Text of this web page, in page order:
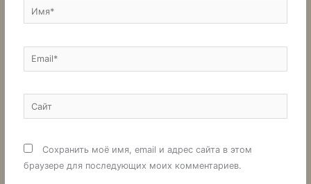
Имя*
Email*
Сайт
Сохранить моё имя, email и адрес сайта в этом
браузере для последующих моих комментариев.